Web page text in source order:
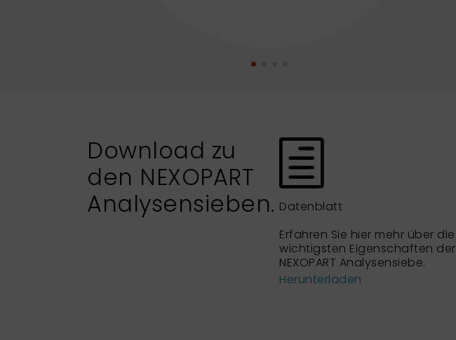
Download zu
den NEXOPART
Analysensieben. Datenblatt
Erfahren Sie hier mehr über die
wichtigsten Eigenschaften der
NEXOPART Analysensiebe.
Herunterladen